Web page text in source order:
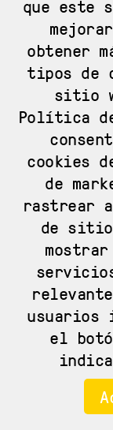
que este
obtener
tipos de
sitio
Política
cookies
de
rastrear
de
usuarios
el
Ofertas de
EITB.EUS
Bilbao